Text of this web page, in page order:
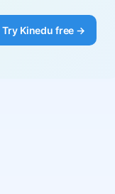
Try Kinedu free →